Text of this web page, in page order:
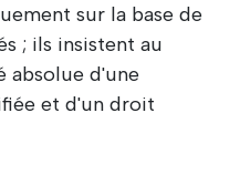
sur la base de
; ils insistent au
absolue d'une
et d'un droit